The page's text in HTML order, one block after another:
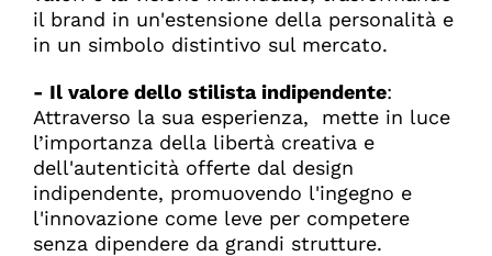
il brand in un'estensione della personalità e
in un simbolo distintivo sul mercato.
- Il valore dello stilista indipendente:
Attraverso la sua esperienza, mette in luce
l’importanza della libertà creativa e
dell'autenticità offerte dal design
indipendente, promuovendo l'ingegno e
l'innovazione come leve per competere
senza dipendere da grandi strutture.